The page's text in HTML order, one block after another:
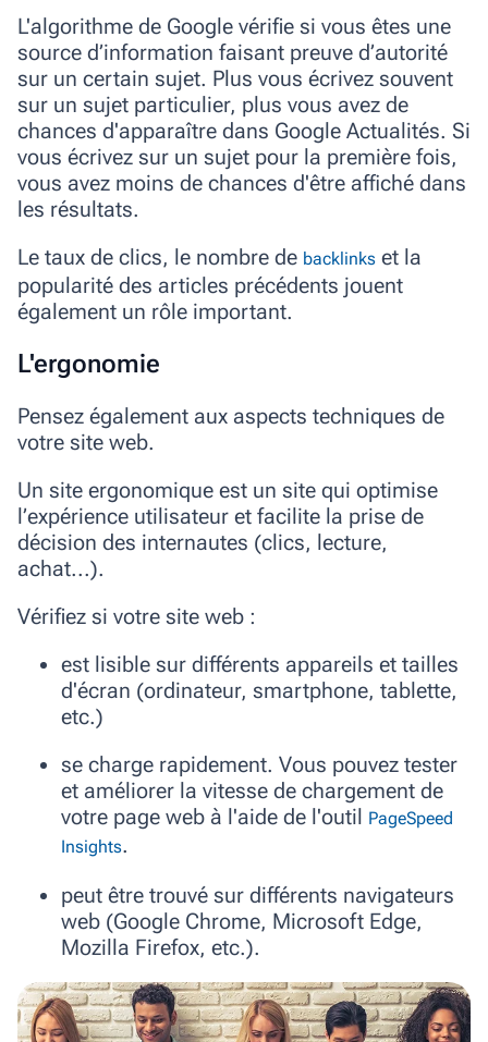
L'algorithme de Google vérifie si vous êtes une
source d’information faisant preuve d’autorité
sur un certain sujet. Plus vous écrivez souvent
sur un sujet particulier, plus vous avez de
chances d'apparaître dans Google Actualités. Si
vous écrivez sur un sujet pour la première fois,
vous avez moins de chances d'être affiché dans
les résultats.
Le taux de clics, le nombre de backlinks et la
popularité des articles précédents jouent
également un rôle important.
L'ergonomie
Pensez également aux aspects techniques de
votre site web.
Un site ergonomique est un site qui optimise
l’expérience utilisateur et facilite la prise de
décision des internautes (clics, lecture,
achat...).
Vérifiez si votre site web :
est lisible sur différents appareils et tailles
d'écran (ordinateur, smartphone, tablette,
etc.)
se charge rapidement. Vous pouvez tester
et améliorer la vitesse de chargement de
votre page web à l'aide de l'outil PageSpeed
Insights.
peut être trouvé sur différents navigateurs
web (Google Chrome, Microsoft Edge,
Mozilla Firefox, etc.).